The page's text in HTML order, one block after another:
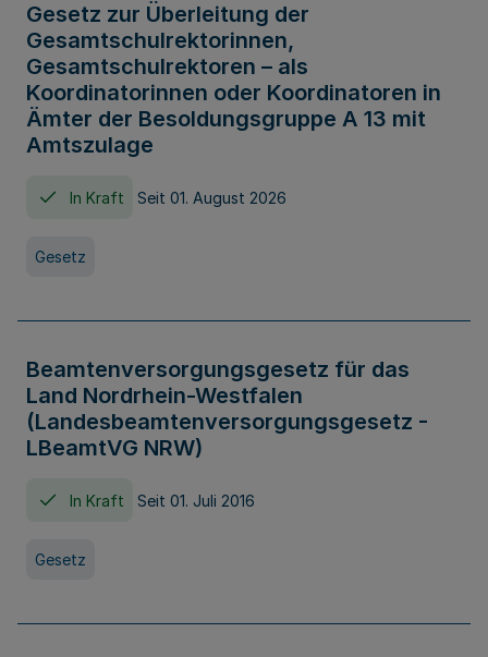
Gesetz zur Überleitung der
Gesamtschulrektorinnen,
Gesamtschulrektoren – als
Koordinatorinnen oder Koordinatoren in
Ämter der Besoldungsgruppe A 13 mit
Amtszulage
In Kraft Seit 01. August 2026
Gesetz
Beamtenversorgungsgesetz für das
Land Nordrhein-Westfalen
(Landesbeamtenversorgungsgesetz -
LBeamtVG NRW)
In Kraft Seit 01. Juli 2016
Gesetz